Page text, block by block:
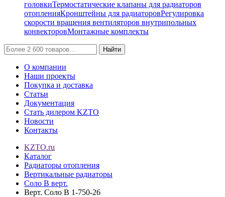
головкиТермостатические клапаны для радиаторов
отопленияКронштейны для радиаторовРегулировка
скорости вращения вентиляторов внутрипольных
конвекторовМонтажные комплекты
Найти
О компании
Наши проекты
Покупка и доставка
Статьи
Документация
Стать дилером KZTO
Новости
Контакты
KZTO.ru
Каталог
Радиаторы отопления
Вертикальные радиаторы
Соло В верт.
Верт. Соло В 1-750-26